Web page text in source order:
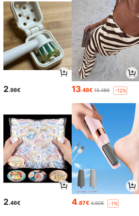
2.98€ 13.48€ 15.48€ -12%
2.46€ 4.87€ 4.92€ -1%